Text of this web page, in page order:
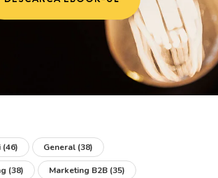
(46) General (38)
(38) Marketing B2B (35)